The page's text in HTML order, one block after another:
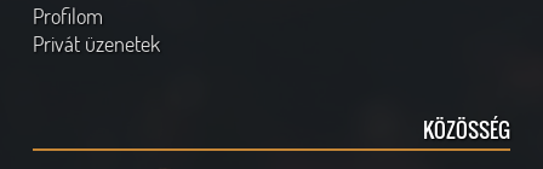
Profilom
Privát üzenetek
KÖZÖSSÉG